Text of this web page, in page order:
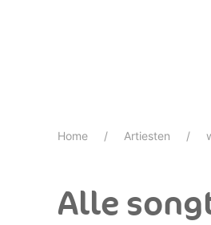
Home Artiesten
Alle